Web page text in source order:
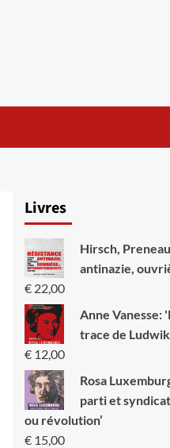
Livres
Hirsch,
antinazie,
€22,00
Anne Vanesse:
trace de
€12,00
Rosa
parti et
ou révolution’
€15,00